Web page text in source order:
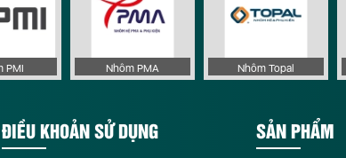
PMI Nhôm PMA Nhôm Topal
ĐIỀU KHOẢN SỬ DỤNG SẢN PHẨM